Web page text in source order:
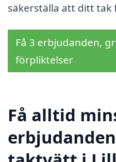
säkerställa att ditt tak
Få 3 erbjudanden,
förpliktelser
Få alltid